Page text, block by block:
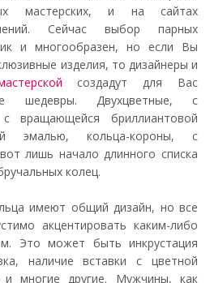
мастерских, и на сайтах
Сейчас выбор парных
и многообразен, но если Вы
изделия, то дизайнеры и
создадут для Вас
шедевры. Двухцветные, с
вращающейся бриллиантовой
эмалью, кольца-короны, с
лишь начало длинного списка
колец.
имеют общий дизайн, но все
акцентировать каким-либо
Это может быть инкрустация
наличие вставки с цветной
многие другие. Мужчины, как